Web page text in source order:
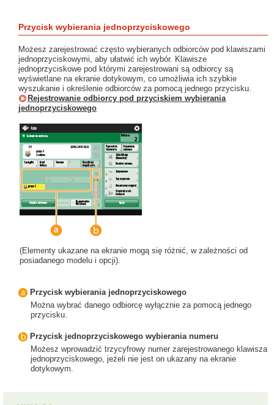
Przycisk wybierania jednoprzyciskowego
Możesz zarejestrować często wybieranych odbiorców pod klawiszami
jednoprzyciskowymi, aby ułatwić ich wybór. Klawisze
jednoprzyciskowe pod którymi zarejestrowani są odbiorcy są
wyświetlane na ekranie dotykowym, co umożliwia ich szybkie
wyszukanie i określenie odbiorców za pomocą jednego przycisku.
Rejestrowanie odbiorcy pod przyciskiem wybierania
jednoprzyciskowego
(Elementy ukazane na ekranie mogą się różnić, w zależności od
posiadanego modelu i opcji).
Przycisk wybierania jednoprzyciskowego
Można wybrać danego odbiorcę wyłącznie za pomocą jednego
przycisku.
Przycisk jednoprzyciskowego wybierania numeru
Możesz wprowadzić trzycyfrowy numer zarejestrowanego klawisza
jednoprzyciskowego, jeżeli nie jest on ukazany na ekranie
dotykowym.